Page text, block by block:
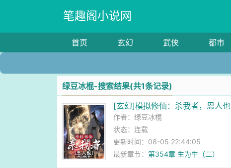
笔趣阁小说网
首页 玄幻 武侠 都市
绿豆冰棍-搜索结果(共1条记录)
[玄幻]模拟修仙：杀我者，恩人也
作者：绿豆冰棍
状态：连载
更新时间：08-05 22:44:05
最新章节：第354章 生为牛（二）